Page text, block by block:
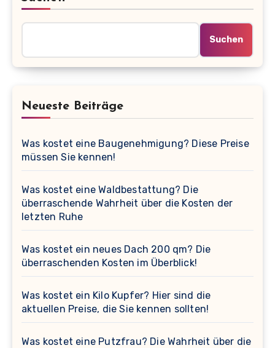
Suchen
Neueste Beiträge
Was kostet eine Baugenehmigung? Diese Preise
müssen Sie kennen!
Was kostet eine Waldbestattung? Die
überraschende Wahrheit über die Kosten der
letzten Ruhe
Was kostet ein neues Dach 200 qm? Die
überraschenden Kosten im Überblick!
Was kostet ein Kilo Kupfer? Hier sind die
aktuellen Preise, die Sie kennen sollten!
Was kostet eine Putzfrau? Die Wahrheit über die